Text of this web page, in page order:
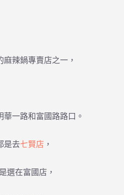
麻辣鍋專賣店之一，
一路和富國路路口。
是去七賢店 ，
選在富國店，